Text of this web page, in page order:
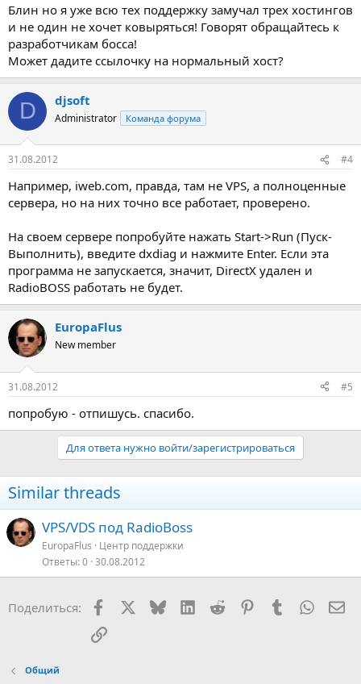
Блин но я уже всю тех поддержку замучал трех хостингов
и не один не хочет ковыряться! Говорят обращайтесь к
разработчикам босса!
Может дадите ссылочку на нормальный хост?
D djsoft
Administrator Команда форума
31.08.2012 #4
Например, iweb.com, правда, там не VPS, а полноценные
сервера, но на них точно все работает, проверено.
На своем сервере попробуйте нажать Start->Run (Пуск-
Выполнить), введите dxdiag и нажмите Enter. Если эта
программа не запускается, значит, DirectX удален и
RadioBOSS работать не будет.
EuropaFlus
New member
31.08.2012 #5
попробую - отпишусь. спасибо.
Для ответа нужно войти/зарегистрироваться
Similar threads
VPS/VDS под RadioBoss
EuropaFlus
Центр поддержки
Ответы 0 30.08.2012
Поделиться: Facebook BlueskyLinkedIn
Reddit PinterestTumblr
Ссылка
Общий